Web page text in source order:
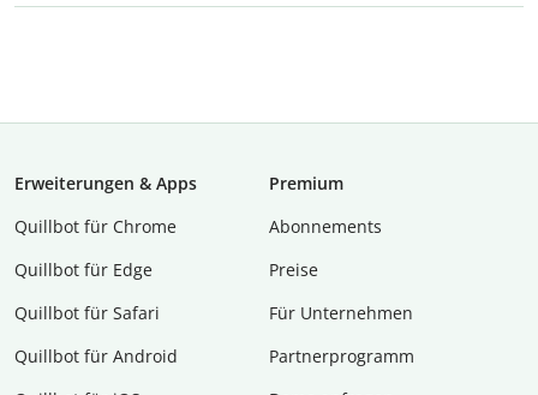
Erweiterungen & Apps
Quillbot für Chrome
Quillbot für Edge
Quillbot für Safari
Quillbot für Android
Premium
Abon­ne­ments
Preise
Für Unternehmen
Partnerprogramm